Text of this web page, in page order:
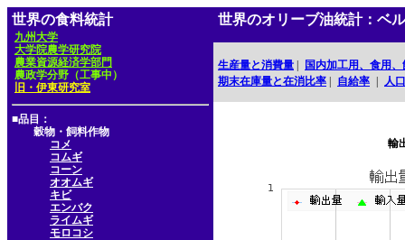
世界の食料統計
九州大学
大学院農学研究院
農業資源経済学部門
農政学分野（工事中）
旧・伊東研究室
■品目：
穀物・飼料作物
コメ
コムギ
コーン
オオムギ
キビ
エンバク
ライムギ
モロコシ
世界のオリーブ油統計：ベ
生産量と消費量
国内加工用、食用
期末在庫量と在消比率
自給率 人口
輸